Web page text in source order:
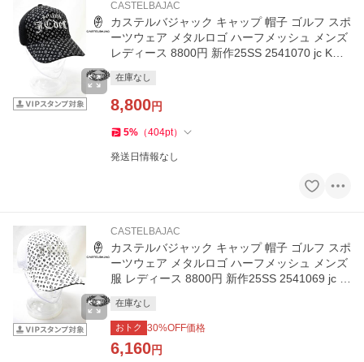
CASTELBAJAC
カステルバジャック キャップ 帽子 ゴルフ スポ
ーツウェア メタルロゴ ハーフメッシュ メンズ
レディース 8800円 新作25SS 2541070 jc KWs
在庫なし
8,800円
5% （404pt）
発送日情報なし
CASTELBAJAC
カステルバジャック キャップ 帽子 ゴルフ スポ
ーツウェア メタルロゴ ハーフメッシュ メンズ
服 レディース 8800円 新作25SS 2541069 jc K
在庫なし
おトク 30%OFF価格
6,160円